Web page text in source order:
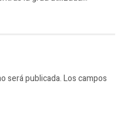
será publicada.Los campos